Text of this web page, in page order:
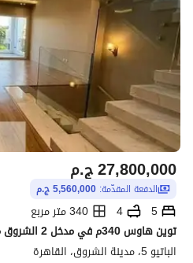
ج.م27,800,000
الدفعة المقدّمة: 5,560,000 ج.م
5
4
340 متر مربع
الباتيو 5، مدينة الشروق، القاهرة